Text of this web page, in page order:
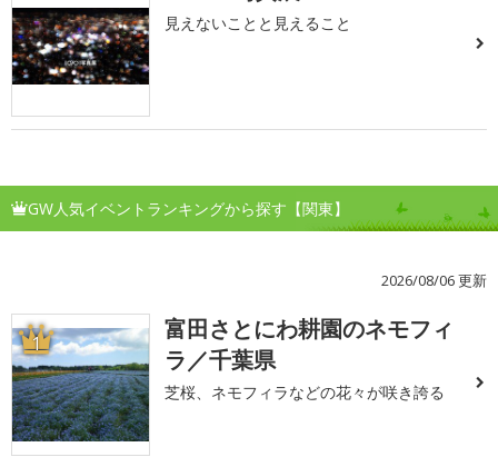
見えないことと見えること
GW人気イベントランキングから探す【関東】
2026/08/06 更新
1
富田さとにわ耕園のネモフィ
ラ／千葉県
芝桜、ネモフィラなどの花々が咲き誇る